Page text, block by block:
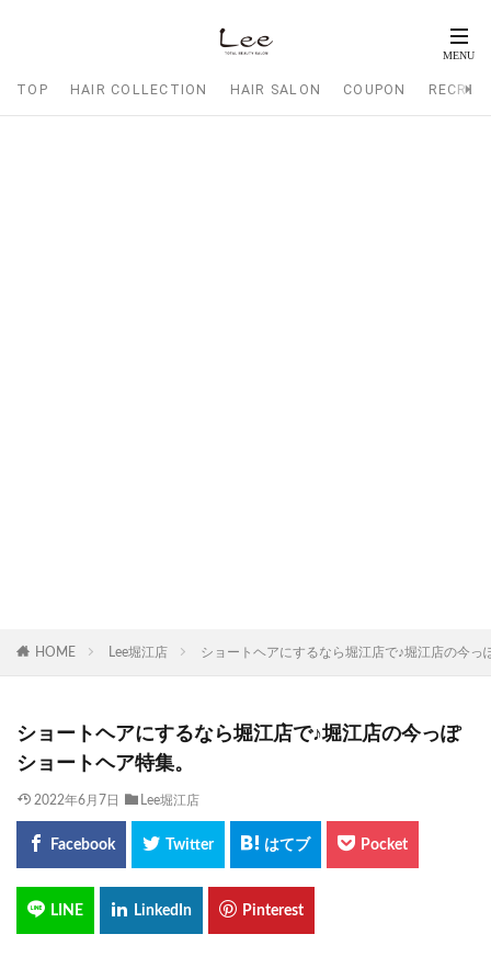
TOP HAIR COLLECTION HAIR SALON COUPON
HOME Lee堀江店 ショートヘアにするなら堀江店で♪堀江店の今っ
ショートヘアにするなら堀江店で♪堀江店の今っぽ
ショートヘア特集。
2022年6月7日 Lee堀江店